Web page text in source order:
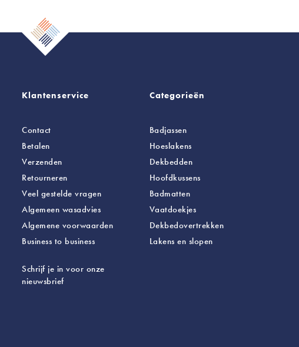
Klantenservice
Contact
Betalen
Verzenden
Retourneren
Veel gestelde vragen
Algemeen wasadvies
Algemene voorwaarden
Business to business
Schrijf je in voor onze
nieuwsbrief
Categorieën
Badjassen
Hoeslakens
Dekbedden
Hoofdkussens
Badmatten
Vaatdoekjes
Dekbedovertrekken
Lakens en slopen